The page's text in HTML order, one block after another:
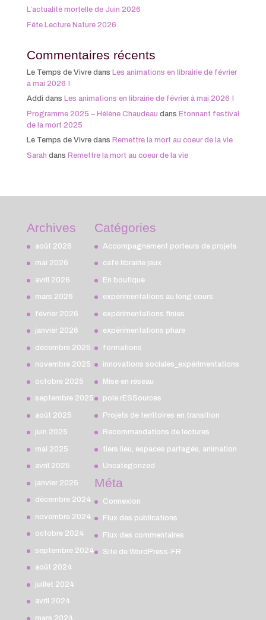
L’actualité mortelle de Juin 2026
Fête Lecture Nature 2026
Commentaires récents
Le Temps de Vivredans Les animations en librairie de février
à mai 2026 !
Addi dans Les animations en librairie de février à mai 2026 !
Programme 2025 – Hélène Chaudeau dans Etonnant festival
de la mort 2025
Le Temps de Vivredans Remettre la mort au coeur de la vie
Sarah dans Remettre la mort au coeur de la vie
Archives
août 2026
mai 2026
avril 2026
mars 2026
février 2026
janvier 2026
décembre 2025
novembre 2025
octobre 2025
septembre 2025
août 2025
juin 2025
mai 2025
avril 2025
janvier 2025
décembre 2024
novembre 2024
octobre 2024
septembre 2024
août 2024
juillet 2024
avril 2024
mars 2024
Catégories
Accompagnement porteurs de projets
café librairie jeux
En boutique
expérimentations au long cours
expérimentations finies
expérimentations phare
formations
innovations sociales_expérimentations
Mise en réseau
pole rESSources
Projets de territoires en transition
Recommandations de lectures
tiers lieu, espaces partagés, animation
Uncategorized
Méta
Connexion
Flux des publications
Flux des commentaires
Site de WordPress-FR